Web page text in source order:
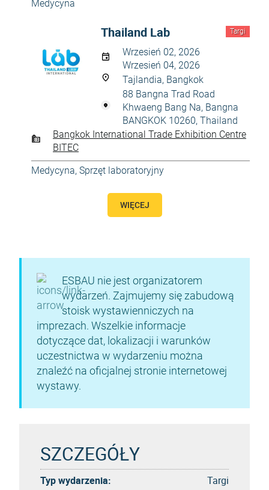
Medycyna
Targi
Thailand Lab
Wrzesień 02, 2026
Wrzesień 04, 2026
Tajlandia, Bangkok
88 Bangna Trad Road
Khwaeng Bang Na, Bangna
BANGKOK 10260, Thailand
Bangkok International Trade Exhibition Centre
BITEC
Medycyna, Sprzęt laboratoryjny
WIĘCEJ
ESBAU nie jest organizatorem
wydarzeń. Zajmujemy się zabudową
stoisk wystawienniczych na
imprezach. Wszelkie informacje
dotyczące dat, lokalizacji i warunków
uczestnictwa w wydarzeniu można
znaleźć na oficjalnej stronie internetowej
wystawy.
SZCZEGÓŁY
Typ wydarzenia:
Targi